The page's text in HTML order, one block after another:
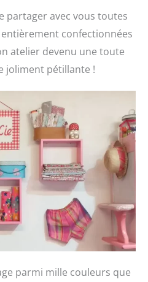
partager avec vous toutes
confectionnées
atelier devenu une toute
joliment pétillante !
parmi mille couleurs que